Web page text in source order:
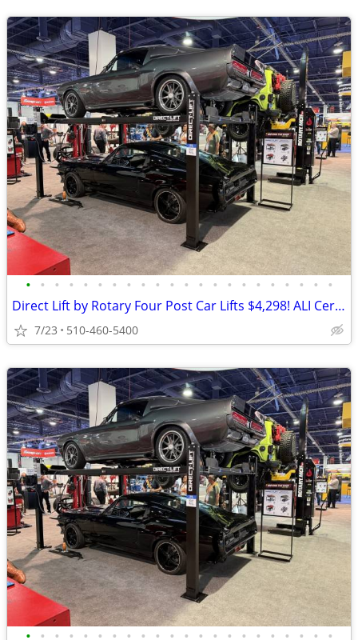
• • • • • • • • • • • • • • • • • • • • • •
Direct Lift by Rotary Four Post Car Lifts $4,298! ALI Certified!
7/23 510-460-5400
• • • • • • • • • • • • • • • • • • • • • •